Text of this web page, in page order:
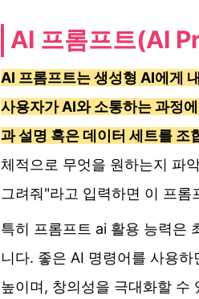
AI 프롬프트(AI
AI 프롬프트는 생성형 AI에게
사용자가 AI와 소통하는 과정
과 설명 혹은 데이터 세트를 조
체적으로 무엇을 원하는지 파
그려줘"라고 입력하면 이 프
특히 프롬프트 ai 활용 능력은
니다. 좋은 AI 명령어를 사용
높이며, 창의성을 극대화할 수